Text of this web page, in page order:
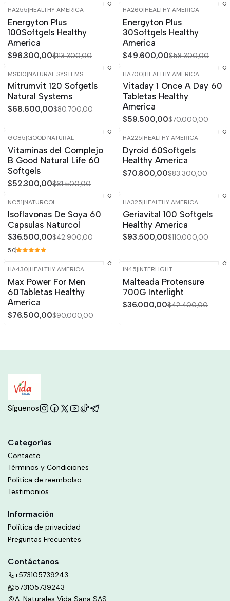
OFF
HA255|HEALTHY AMERICA
Energyton Plus
100Softgels Healthy
America
$96.300,00$113.300,00
OFF
HA260|HEALTHY AMERICA
Energyton Plus
30Softgels Healthy
America
$49.600,00$58.300,00
-15%OFF
MS130|NATURAL SYSTEMS
Mitrumvit 120 Sofgetls
Natural Systems
$68.600,00$80.700,00
-15% OFF
HA700|HEALTHY AMERICA
Vitaday 1 Once A Day 60
Tabletas Healthy
America
$59.500,00$70.000,00
-15%
GO85|GOOD NATURAL
Vitaminas del Complejo
B Good Natural Life 60
Softgels
$52.300,00$61.500,00
OFF
HA225|HEALTHY AMERICA
Dyroid 60Softgels
Healthy America
$70.800,00$83.300,00
-15%OFF
NC51|NATURCOL
Isoflavonas De Soya 60
Capsulas Naturcol
$36.500,00$42.900,00
5.0
-15% OFF
Agotado
HA325|HEALTHY AMERICA
Geriavital 100 Softgels
Healthy America
$93.500,00$110.000,00
OFF
HA430|HEALTHY AMERICA
Max Power For Men
60Tabletas Healthy
America
$76.500,00$90.000,00
-15%
Agotado
IN45|INTERLIGHT
Malteada Protensure
700G Interlight
$36.000,00$42.400,00
Síguenos
Categorías
Contacto
Términos y Condiciones
Politica de reembolso
Testimonios
Información
Política de privacidad
Preguntas Frecuentes
Contáctanos
+573105739243
573105739243
A. Naturales Vida Sana SAS